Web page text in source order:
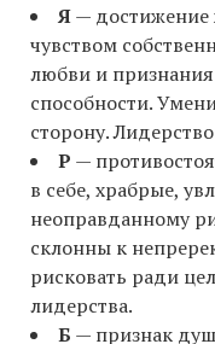
Я— достижение
чувством
любви и
способности.
сторону.
Р —
в себе, храбрые,
неоправданному
склонны к
рисковать ради
лидерства.
Б — признак